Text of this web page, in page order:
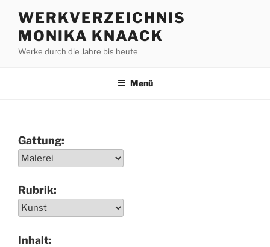
Inhalt
springen
WERKVERZEICHNIS
MONIKA KNAACK
Werke durch die Jahre bis heute
Menü
Gattung:
Rubrik:
Inhalt: